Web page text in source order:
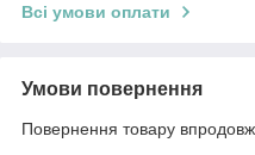
Всі умови оплати
Умови повернення
Повернення товару